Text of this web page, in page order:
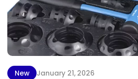
New January 21, 2026